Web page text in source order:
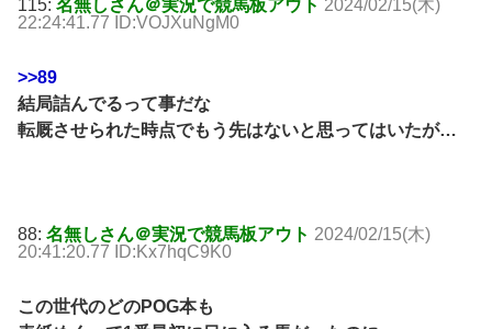
115: 名無しさん＠実況で競馬板アウト 2024/02/15(木)
22:24:41.77 ID:VOJXuNgM0
>>89
結局詰んでるって事だな
転厩させられた時点でもう先はないと思ってはいたが…
88: 名無しさん＠実況で競馬板アウト 2024/02/15(木)
20:41:20.77 ID:Kx7hqC9K0
この世代のどのPOG本も